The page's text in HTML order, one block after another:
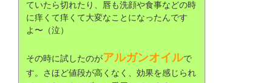
ていたら切れたり、唇も洗顔や食事などの時
に痒くて痒くて大変なことになったんです
よ〜（泣）
その時に試したのがアルガンオイルで
す。さほど値段が高くなく、効果を感じられ